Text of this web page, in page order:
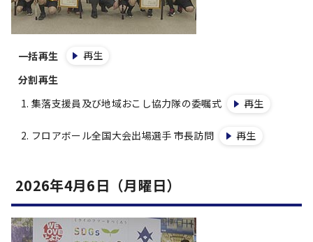
一括再生
再生
分割再生
集落支援員及び地域おこし協力隊の委嘱式
再生
フロアボール全国大会出場選手 市長訪問 再生
2026年4月6日（月曜日）